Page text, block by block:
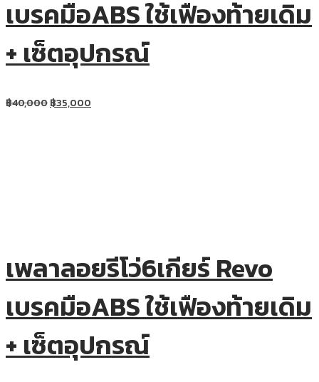
เบรคมือABS ใช้เฟืองท้ายเดิม
+ เซ็ตอุปกรณ์
฿40,000฿35,000
เพลาลอยรีโว่6เกียร์ Revo
เบรคมือABS ใช้เฟืองท้ายเดิม
+ เซ็ตอุปกรณ์